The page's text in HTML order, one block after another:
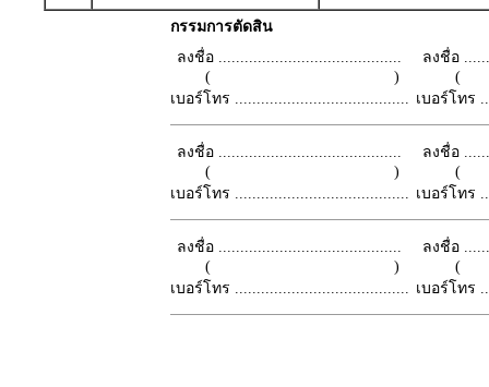
กรรมการตัดสิน
ลงชื่อ ..........................................
( )
เบอร์โทร ........................................
ลงชื่อ
เบอร์โทร
ลงชื่อ ..........................................
( )
เบอร์โทร ........................................
ลงชื่อ
เบอร์โทร
ลงชื่อ ..........................................
( )
เบอร์โทร ........................................
ลงชื่อ
เบอร์โทร